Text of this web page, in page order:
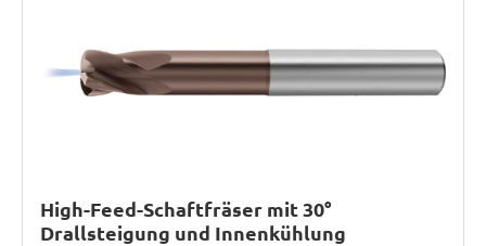
High-Feed-Schaftfräser mit 30°
Drallsteigung und Innenkühlung